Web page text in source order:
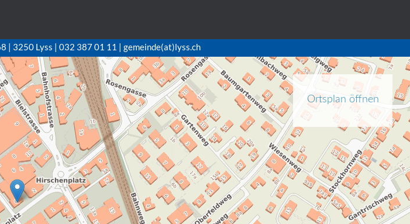
| 3250 Lyss | 032 387 01 11 | gemeinde(at)lyss.ch